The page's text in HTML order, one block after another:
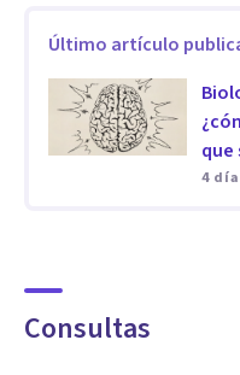
conocimientos de
autoestima,
emocional,
violenta, etc.
aprendido y sigo
que estés atravesando.
Último artículo
que
4
Consultas